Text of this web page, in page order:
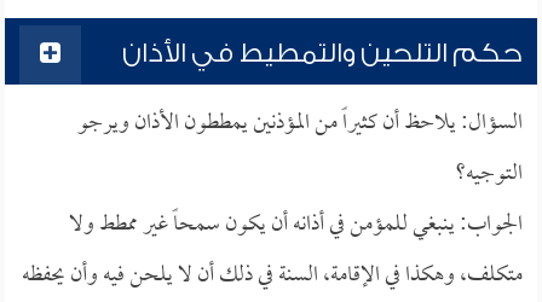
حكم التلحين والتمطيط في الأذان
السؤال: يلاحظ أن كثيراً من المؤذنين يمططون الأذان ويرجو
التوجيه؟
الجواب: ينبغي للمؤمن في أذانه أن يكون سمحاً غير ممطط ولا
متكلف، وهكذا في الإقامة، السنة في ذلك أن لا يلحن فيه وأن يحفظه